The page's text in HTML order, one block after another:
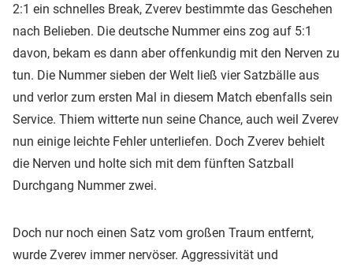
2:1 ein schnelles Break, Zverev bestimmte das Geschehen
nach Belieben. Die deutsche Nummer eins zog auf 5:1
davon, bekam es dann aber offenkundig mit den Nerven zu
tun. Die Nummer sieben der Welt ließ vier Satzbälle aus
und verlor zum ersten Mal in diesem Match ebenfalls sein
Service. Thiem witterte nun seine Chance, auch weil Zverev
nun einige leichte Fehler unterliefen. Doch Zverev behielt
die Nerven und holte sich mit dem fünften Satzball
Durchgang Nummer zwei.
Doch nur noch einen Satz vom großen Traum entfernt,
wurde Zverev immer nervöser. Aggressivität und